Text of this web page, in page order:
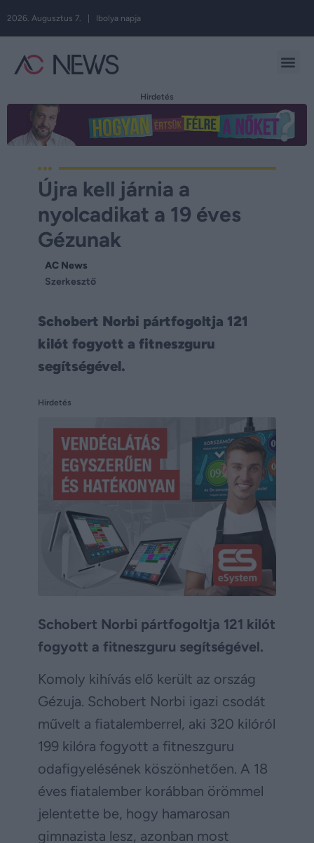
2026. Augusztus 7. | Ibolya napja
Hirdetés
Újra kell járnia a
nyolcadikat a 19 éves
Gézunak
AC News
Szerkesztő
Schobert Norbi pártfogoltja 121
kilót fogyott a fitneszguru
segítségével.
Hirdetés
Schobert Norbi pártfogoltja 121 kilót
fogyott a fitneszguru segítségével.
Komoly kihívás elő került az ország
Gézuja. Schobert Norbi igazi csodát
művelt a fiatalemberrel, aki 320 kilóról
199 kilóra fogyott a fitneszguru
odafigyelésének köszönhetően. A 18
éves fiatalember korábban örömmel
jelentette be, hogy hamarosan
gimnazista lesz, azonban most